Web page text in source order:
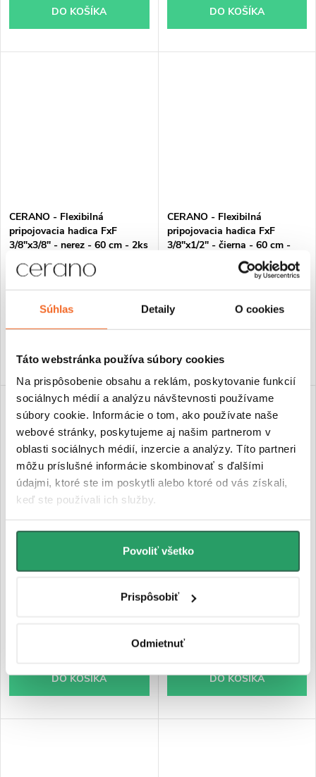
Súhlas Detaily O cookies
Táto webstránka používa súbory cookies
Na prispôsobenie obsahu a reklám, poskytovanie funkcií
sociálnych médií a analýzu návštevnosti používame
súbory cookie. Informácie o tom, ako používate naše
webové stránky, poskytujeme aj našim partnerom v
oblasti sociálnych médií, inzercie a analýzy. Títo partneri
môžu príslušné informácie skombinovať s ďalšími
údajmi, ktoré ste im poskytli alebo ktoré od vás získali,
keď ste používali ich služby.
Povoliť všetko
Prispôsobiť
Odmietnuť
DO KOŠÍKA DO KOŠÍKA
CERANO - Flexibilná
pripojovacia hadica FxF
3/8"x3/8" - nerez - 60 cm - 2ks
Skladom
CERANO - Flexibilná
pripojovacia hadica FxF
3/8"x1/2" - čierna - 60 cm -
M10x3/8" - čierna - 80 cm -
DO KOŠÍKA
CERANO - Flexibilná
Skladom
DO KOŠÍKA